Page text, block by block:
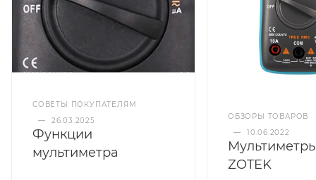
СОВЕТЫ ПОКУПАТЕЛЯМ
—
26.03.2025
Функции
мультиметра
ОБЗОРЫ ТОВАРОВ
—
10.06.2022
ZOTEK